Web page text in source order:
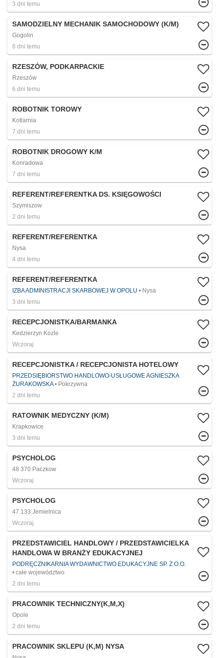
3 dni temu
SAMODZIELNY MECHANIK SAMOCHODOWY (K/M)
Gogolin
6 dni temu
RZESZÓW, PODKARPACKIE
Rzeszów
6 dni temu
ROBOTNIK TOROWY
Kotlarnia
7 dni temu
ROBOTNIK DROGOWY K/M
Konradowa
7 dni temu
REFERENT/REFERENTKA DS. KSIĘGOWOŚCI
Szymiszow
2 dni temu
REFERENT/REFERENTKA
Nysa
4 dni temu
REFERENT/REFERENTKA
IZBA ADMINISTRACJI SKARBOWEJ W OPOLU
Nysa
3 dni temu
RECEPCJONISTKA/BARMANKA
Kedzierzyn Kozle
Wczoraj
RECEPCJONISTKA / RECEPCJONISTA HOTELOWY
PRZEDSIĘBIORSTWO HANDLOWO-USŁUGOWE AGNIESZKA
ŻURAKOWSKA
Pokrzywna
2 dni temu
RATOWNIK MEDYCZNY (K/M)
Krapkowice
3 dni temu
PSYCHOLOG
48 370 Paczkow
Wczoraj
PSYCHOLOG
47 133 Jemielnica
Wczoraj
PRZEDSTAWICIEL HANDLOWY / PRZEDSTAWICIELKA
HANDLOWA W BRANŻY EDUKACYJNEJ
PODRĘCZNIKARNIA WYDAWNICTWO EDUKACYJNE SP. Z O.O.
całe województwo
2 dni temu
PRACOWNIK TECHNICZNY(K,M,X)
Opole
2 dni temu
PRACOWNIK SKLEPU (K,M) NYSA